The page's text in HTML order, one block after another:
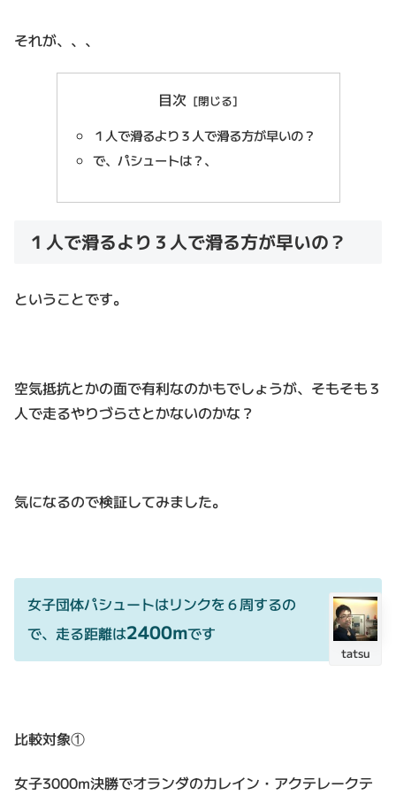
それが、、、
目次
１人で滑るより３人で滑る方が早いの？
で、パシュートは？、
１人で滑るより３人で滑る方が早いの？
ということです。
空気抵抗とかの面で有利なのかもでしょうが、そもそも３
人で走るやりづらさとかないのかな？
気になるので検証してみました。
tatsu
女子団体パシュートはリンクを６周するの
で、走る距離は2400mです
比較対象①
女子3000m決勝でオランダのカレイン・アクテレークテ